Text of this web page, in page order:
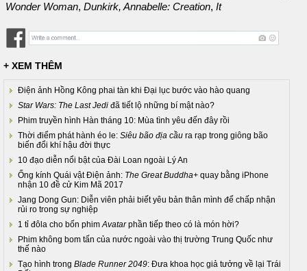
Wonder Woman, Dunkirk,Annabelle: Creation, It
+ XEM THÊM
Điện ảnh Hồng Kông phai tàn khi Đại lục bước vào hào quang
Star Wars: The Last Jedi đã tiết lộ những bí mật nào?
Phim truyền hình Hàn tháng 10: Mùa tình yêu đến đây rồi
Thời điểm phát hành éo le: Siêu bão địa cầu ra rạp trong giông bão
biến đổi khí hậu đời thực
10 đạo diễn nổi bật của Đài Loan ngoài Lý An
Ống kính Quái vật Điện ảnh: The Great Buddha+ quay bằng iPhone
nhận 10 đề cử Kim Mã 2017
Jang Dong Gun: Diễn viên phải biết yêu bản thân mình để chấp nhận
rủi ro trong sự nghiệp
1 tỉ đôla cho bốn phim Avatarphần tiếp theo có là món hời?
Phim không bom tấn của nước ngoài vào thị trường Trung Quốc như
thế nào
Tạo hình trong Blade Runner 2049: Đưa khoa học giả tưởng về lại Trái